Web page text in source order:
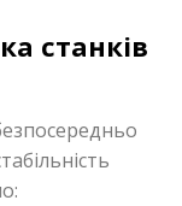
станків